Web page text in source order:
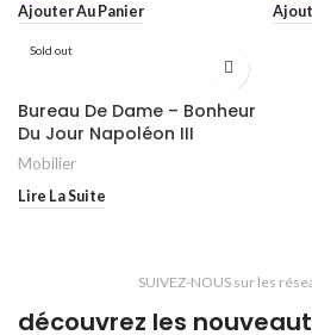
Ajouter Au Panier
Sold out
Bureau De Dame – Bonheur
Du Jour Napoléon III
Mobilier
Lire La Suite
SUIVEZ-NOUS sur les
découvrez les